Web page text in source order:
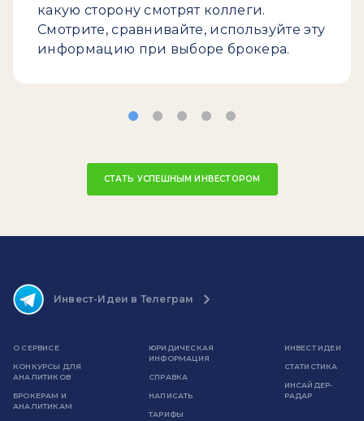
какую сторону смотрят коллеги.
Смотрите, сравнивайте, используйте эту
информацию при выборе брокера.
СТАТЬ УСПЕШНЫМ ИНВЕСТОРОМ
Инвест-Идеи в Телеграм
О СЕРВИСЕ
КОНКУРСЫ ДЛЯ
АНАЛИТИКОВ
БРОКЕРАМ И
АНАЛИТИКАМ
ЮРИДИЧЕСКАЯ
ИНФОРМАЦИЯ
СПРАВКА
НАПИСАТЬ
ТАРИФЫ
ИНВЕСТ ИДЕИ
СТАТИСТИКА
ИНСАЙДЕР-
РАДАР